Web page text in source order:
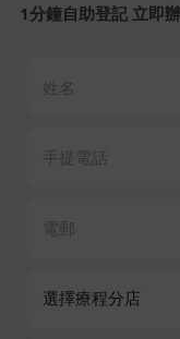
1分鐘自助登記 立即